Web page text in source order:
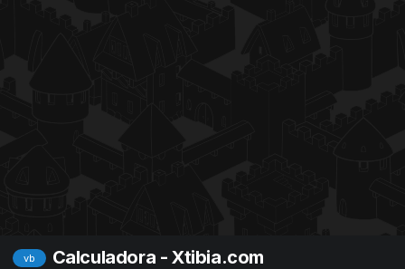
vb Calculadora - Xtibia.com